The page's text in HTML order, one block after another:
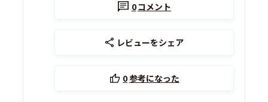
0コメント
レビューをシェア
0参考になった